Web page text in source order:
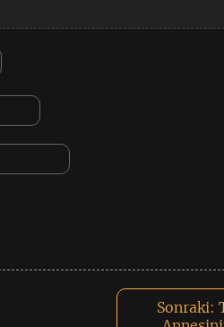
Sonraki: